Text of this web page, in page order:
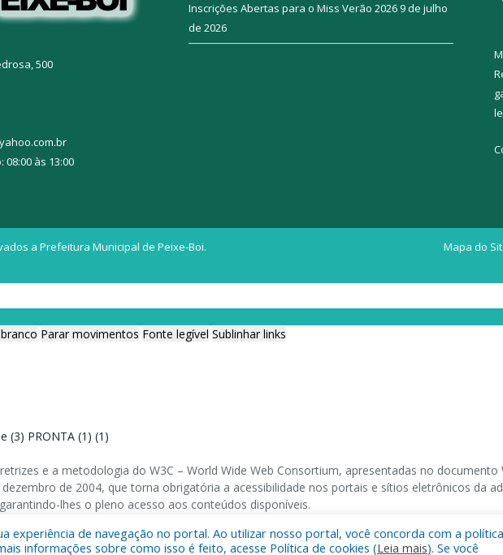
500
às 13:00
Inscrições Abertas para o Miss Verão 20269 de julho
de 2026
a Prefeitura Municipal de Peixe-Boi. Mapa do
experiência de navegação no portal. Ao utilizar nosso portal, você concorda com a
informações sobre como isso é feito, acesse Política de cookies (Leia mais). Se você
Parar movimentos Fonte legível Sublinhar links
(3) PRONTA (1) (1)
e a metodologia do W3C – World Wide Web Consortium, apresentadas no
de 2004, que torna obrigatória a acessibilidade nos portais e sítios eletrônicos da
lhes o pleno acesso aos conteúdos disponíveis.
testes em diversos navegadores e através do utilitário de acesso a Internet do